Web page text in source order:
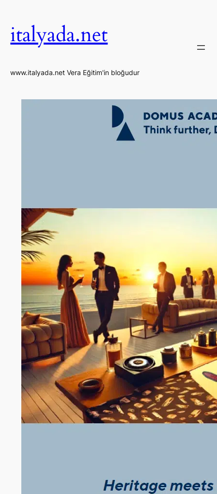
italyada.net
www.italyada.net Vera Eğitim'in bloğudur